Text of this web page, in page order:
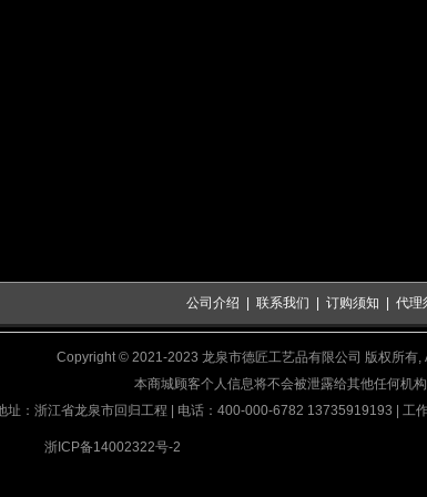
公司介绍|联系我们|订购须知|代理
Copyright © 2021-2023 龙泉市德匠工艺品有限公司 版权所有,
本商城顾客个人信息将不会被泄露给其他任何机
地址：浙江省龙泉市回归工程 | 电话：400-000-6782 13735919193 | 工